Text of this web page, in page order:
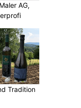
AG,
Tradition